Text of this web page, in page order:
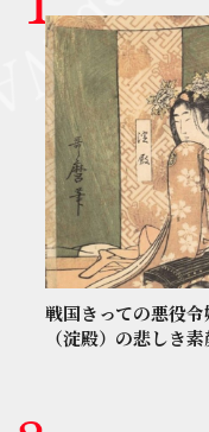
戦国きっての悪役
（淀殿）の悲しき